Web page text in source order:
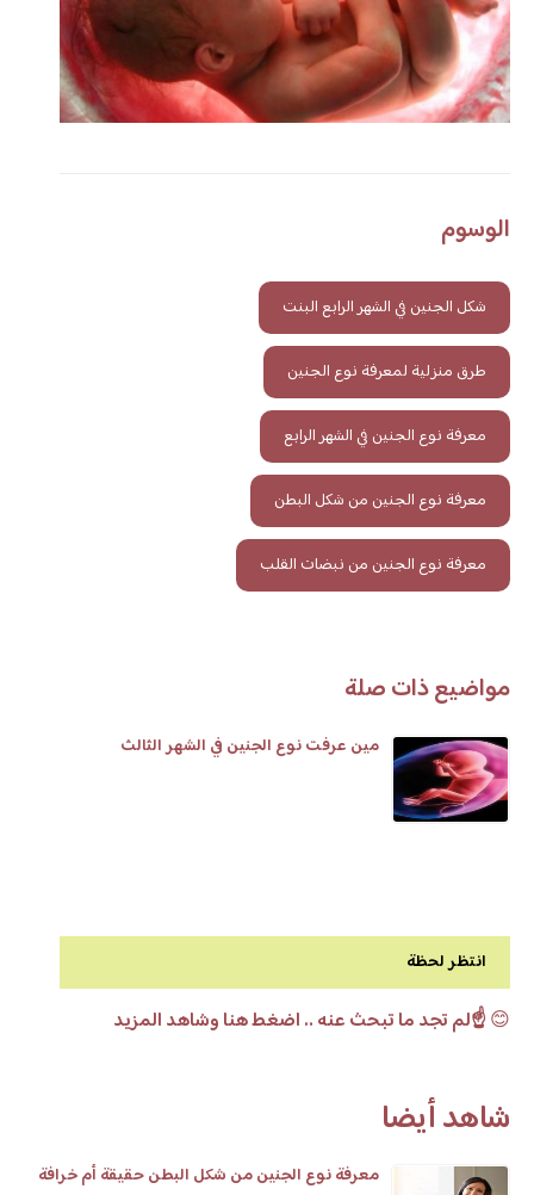
الوسوم
شكل الجنين في الشهر الرابع البنت
طرق منزلية لمعرفة نوع الجنين
معرفة نوع الجنين في الشهر الرابع
معرفة نوع الجنين من شكل البطن
معرفة نوع الجنين من نبضات القلب
مواضيع ذات صلة
مين عرفت نوع الجنين في الشهر الثالث
انتظر لحظة
😊☝️لم تجد ما تبحث عنه .. اضغط هنا وشاهد المزيد
شاهد أيضا
معرفة نوع الجنين من شكل البطن حقيقة أم خرافة